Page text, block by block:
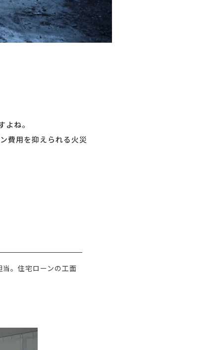
ね。
費用を抑えられる火災
。住宅ローンの工面